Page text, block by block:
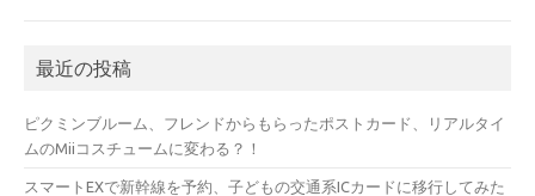
最近の投稿
ピクミンブルーム、フレンドからもらったポストカード、リアルタイ
ムのMiiコスチュームに変わる？！
スマートEXで新幹線を予約、子どもの交通系ICカードに移行してみた